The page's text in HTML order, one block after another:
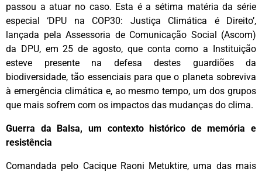
passou a atuar no caso. Esta é a sétima matéria da série
especial ‘DPU na COP30: Justiça Climática é Direito’,
lançada pela Assessoria de Comunicação Social (Ascom)
da DPU, em 25 de agosto, que conta como a Instituição
esteve presente na defesa destes guardiões da
biodiversidade, tão essenciais para que o planeta sobreviva
à emergência climática e, ao mesmo tempo, um dos grupos
que mais sofrem com os impactos das mudanças do clima.
Guerra da Balsa, um contexto histórico de memória e
resistência
Comandada pelo Cacique Raoni Metuktire, uma das mais